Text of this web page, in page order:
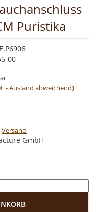
Puristika
E.P6906
00
- Ausland abweichend)
Versand
GmbH